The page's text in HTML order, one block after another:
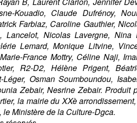
Kouadio, Claude Dufrénoy,
Farbiaz, Caroline Gauthier,
Lancelot, Nicolas Lavergne, Nina
Lemard, Monique Litvine,
France Mottry, Céline Naji,
R2-D2, Hélène Prigent,
Osman Soumboundou,
Zebair, Nesrine Zebair. Produit
la mairie du XXè
Ministère de la Culture-Dgca.